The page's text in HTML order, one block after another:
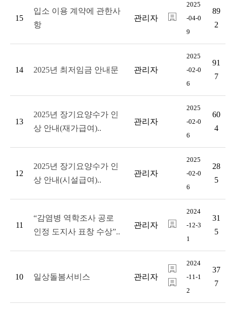
15
입소 이용 계약에 관한사
항
관리자
2025
-04-0
9
89
2
14 2025년 최저임금 안내문 관리자
2025
-02-0
6
91
7
13
2025년 장기요양수가 인
상 안내(재가급여)..
관리자
2025
-02-0
6
60
4
12
2025년 장기요양수가 인
상 안내(시설급여)..
관리자
2025
-02-0
6
28
5
11
“감염병 역학조사 공로
인정 도지사 표창 수상”..
관리자
2024
-12-3
1
31
5
10 일상돌봄서비스 관리자
2024
-11-1
2
37
7